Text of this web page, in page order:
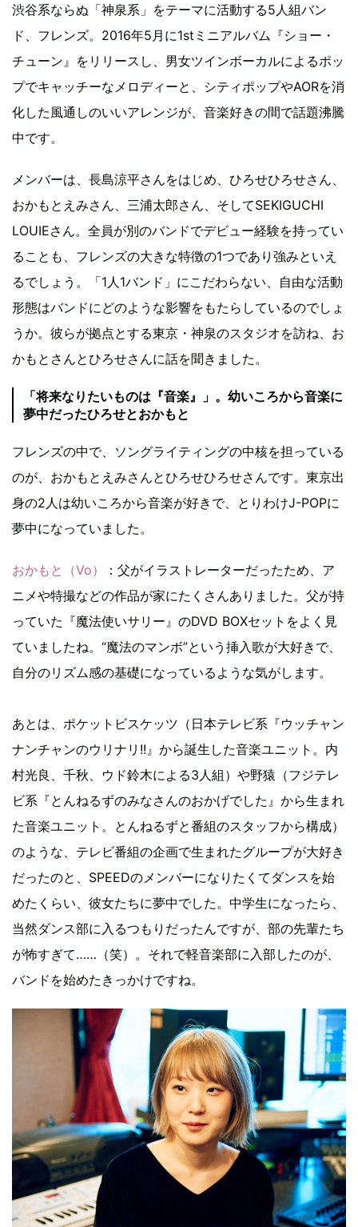
渋谷系ならぬ「神泉系」をテーマに活動する5人組バン
ド、フレンズ。2016年5月に1stミニアルバム『ショー・
チューン』をリリースし、男女ツインボーカルによるポッ
プでキャッチーなメロディーと、シティポップやAORを消
化した風通しのいいアレンジが、音楽好きの間で話題沸騰
中です。
メンバーは、長島涼平さんをはじめ、ひろせひろせさん、
おかもとえみさん、三浦太郎さん、そしてSEKIGUCHI
LOUIEさん。全員が別のバンドでデビュー経験を持ってい
ることも、フレンズの大きな特徴の1つであり強みといえ
るでしょう。「1人1バンド」にこだわらない、自由な活動
形態はバンドにどのような影響をもたらしているのでしょ
うか。彼らが拠点とする東京・神泉のスタジオを訪ね、お
かもとさんとひろせさんに話を聞きました。
「将来なりたいものは『音楽』」。幼いころから音楽に
夢中だったひろせとおかもと
フレンズの中で、ソングライティングの中核を担っている
のが、おかもとえみさんとひろせひろせさんです。東京出
身の2人は幼いころから音楽が好きで、とりわけJ-POPに
夢中になっていました。
おかもと（Vo）
：父がイラストレーターだったため、ア
ニメや特撮などの作品が家にたくさんありました。父が持
っていた『魔法使いサリー』のDVD BOXセットをよく見
ていましたね。“魔法のマンボ”という挿入歌が大好きで、
自分のリズム感の基礎になっているような気がします。
あとは、ポケットビスケッツ（日本テレビ系『ウッチャン
ナンチャンのウリナリ!!』から誕生した音楽ユニット。内
村光良、千秋、ウド鈴木による3人組）や野猿（フジテレ
ビ系『とんねるずのみなさんのおかげでした』から生まれ
た音楽ユニット。とんねるずと番組のスタッフから構成）
のような、テレビ番組の企画で生まれたグループが大好き
だったのと、SPEEDのメンバーになりたくてダンスを始
めたくらい、彼女たちに夢中でした。中学生になったら、
当然ダンス部に入るつもりだったんですが、部の先輩たち
が怖すぎて……（笑）。それで軽音楽部に入部したのが、
バンドを始めたきっかけですね。